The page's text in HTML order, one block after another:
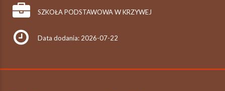
SZKOŁA PODSTAWOWA W KRZYWEJ
Data dodania: 2026-07-22